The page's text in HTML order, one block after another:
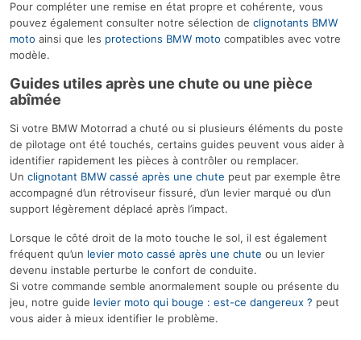
Pour compléter une remise en état propre et cohérente, vous
pouvez également consulter notre sélection de clignotants BMW
moto ainsi que les protections BMW moto compatibles avec votre
modèle.
Guides utiles après une chute ou une pièce
abîmée
Si votre BMW Motorrad a chuté ou si plusieurs éléments du poste
de pilotage ont été touchés, certains guides peuvent vous aider à
identifier rapidement les pièces à contrôler ou remplacer.
Un clignotant BMW cassé après une chute peut par exemple être
accompagné d’un rétroviseur fissuré, d’un levier marqué ou d’un
support légèrement déplacé après l’impact.
Lorsque le côté droit de la moto touche le sol, il est également
fréquent qu’un levier moto cassé après une chute ou un levier
devenu instable perturbe le confort de conduite.
Si votre commande semble anormalement souple ou présente du
jeu, notre guide levier moto qui bouge : est-ce dangereux ? peut
vous aider à mieux identifier le problème.